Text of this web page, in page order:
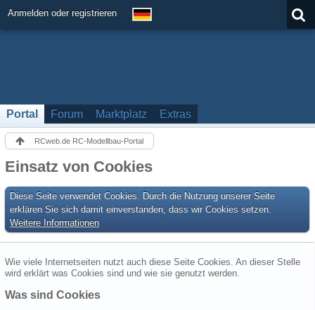
Anmelden oder registrieren
Portal Forum Marktplatz Extras
RCweb.de RC-Modellbau-Portal
Einsatz von Cookies
Diese Seite verwendet Cookies. Durch die Nutzung unserer Seite
erklären Sie sich damit einverstanden, dass wir Cookies setzen.
Weitere Informationen
Wie viele Internetseiten nutzt auch diese Seite Cookies. An dieser Stelle
wird erklärt was Cookies sind und wie sie genutzt werden.
Was sind Cookies